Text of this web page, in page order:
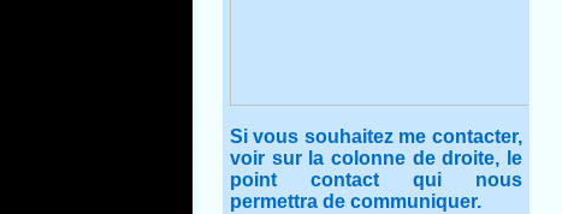
Si vous souhaitez me contacter,
voir sur la colonne de droite, le
point contact qui nous
permettra de communiquer.